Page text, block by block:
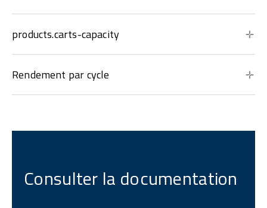
products.carts-capacity
Rendement par cycle
Consulter la documentation